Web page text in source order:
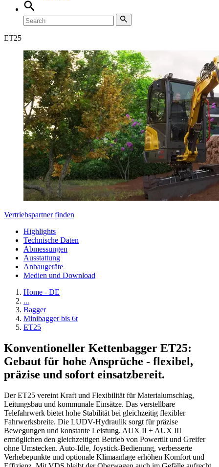
ET25
Vertriebspartner finden
Highlights
Technische Daten
Abmessungen
Ausstattung
Anbaugeräte
Medien und Download
Home - DE
...
Bagger
Minibagger bis 6t
ET25
Konventioneller Kettenbagger ET25:
Gebaut für hohe Ansprüche - flexibel,
präzise und sofort einsatzbereit.
Der ET25 vereint Kraft und Flexibilität für Materialumschlag,
Leitungsbau und kommunale Einsätze. Das verstellbare
Telefahrwerk bietet hohe Stabilität bei gleichzeitig flexibler
Fahrwerksbreite. Die LUDV-Hydraulik sorgt für präzise
Bewegungen und konstante Leistung. AUX II + AUX III
ermöglichen den gleichzeitigen Betrieb von Powertilt und Greifer
ohne Umstecken. Auto-Idle, Joystick-Bedienung, verbesserte
Verhebepunkte und optionale Klimaanlage erhöhen Komfort und